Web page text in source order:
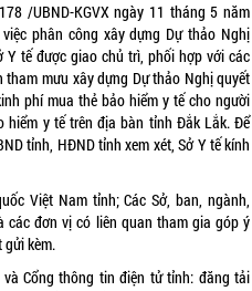
/UBND-KGVX ngày 11 tháng 5 năm
phân công xây dựng Dự thảo Nghị
Y tế được giao chủ trì, phối hợp với các
mưu xây dựng Dự thảo Nghị quyết
phí mua thẻ bảo hiểm y tế cho người
hiểm y tế trên địa bàn tỉnh Đắk Lắk. Để
tỉnh, HĐND tỉnh xem xét, Sở Y tế kính
Việt Nam tỉnh; Các Sở, ban, ngành,
các đơn vị có liên quan tham gia góp ý
gửi kèm.
và Cổng thông tin điện tử tỉnh: đăng tải